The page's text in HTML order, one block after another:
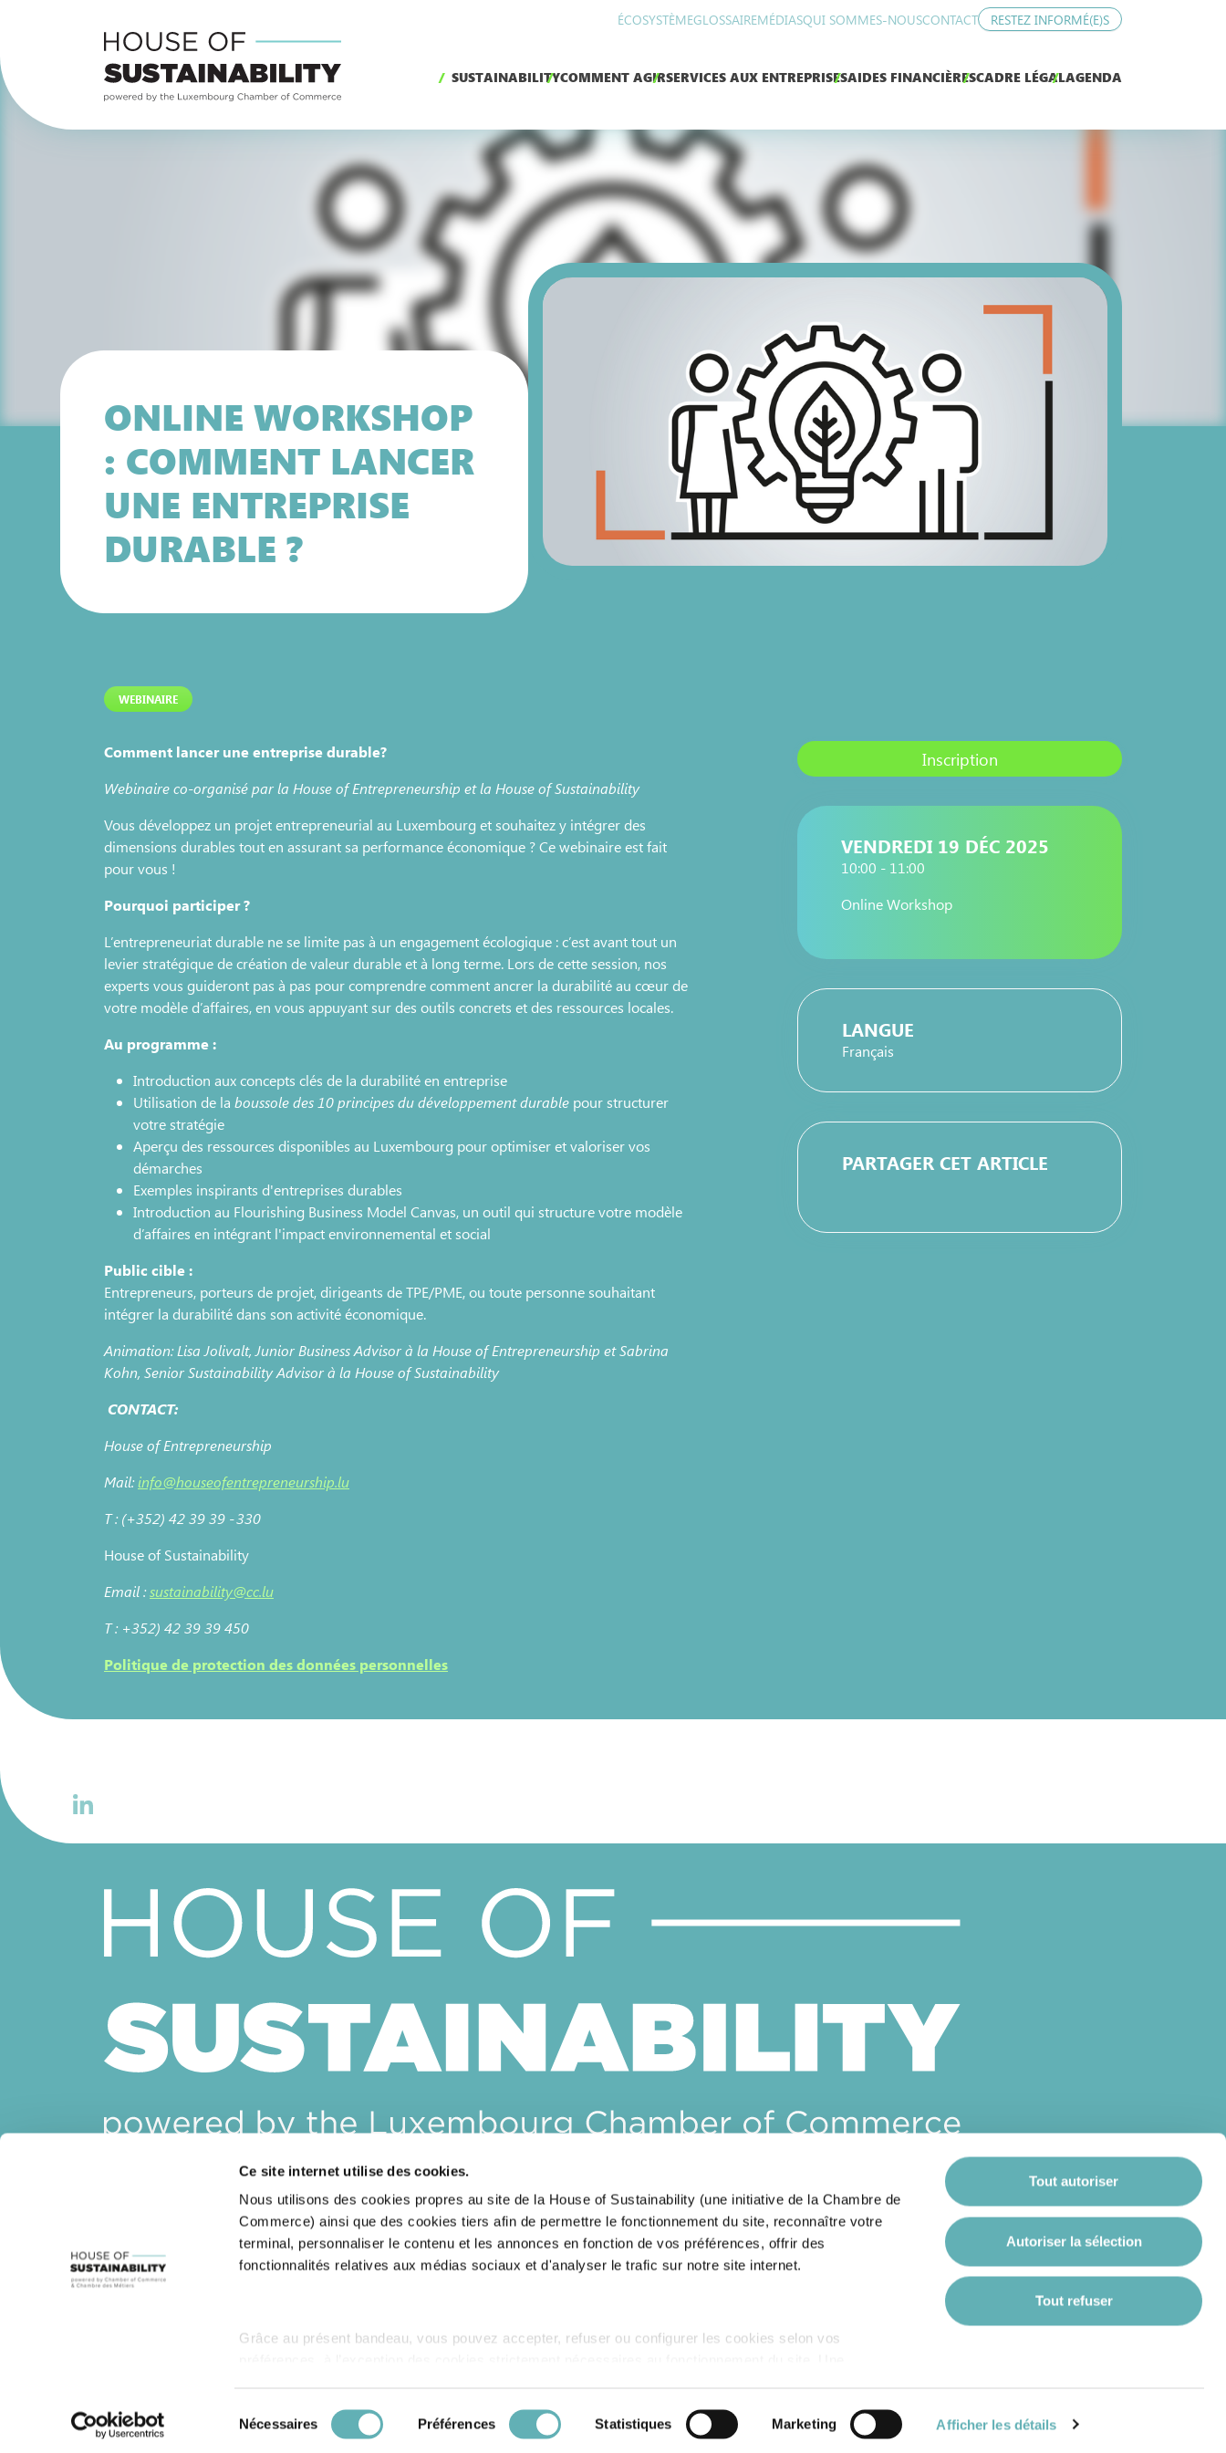
Ce site internet utilise des cookies.
Nous utilisons des cookies propres au site de la House of Sustainability (une initiative de la Chambre de
Commerce) ainsi que des cookies tiers afin de permettre le fonctionnement du site, reconnaître votre
terminal, personnaliser le contenu et les annonces en fonction de vos préférences, offrir des
fonctionnalités relatives aux médias sociaux et d'analyser le trafic sur notre site internet.
Grâce au présent bandeau, vous pouvez accepter, refuser ou configurer les cookies selon vos
du
Nécessaires Préférences Statistiques Marketing Afficher les détails
Tout autoriser
Autoriser la sélection
Tout refuser
ÉCOSYSTÈMEGLOSSAIREMÉDIASQUI SOMMES-NOUSCONTACT RESTEZ INFORMÉ(E)S
SUSTAINABILITYCOMMENT AGIRSERVICES AUX ENTREPRISESAIDES FINANCIÈRESCADRE LÉGALAGENDA
ONLINE WORKSHOP
: COMMENT LANCER
UNE ENTREPRISE
DURABLE ?
WEBINAIRE
Comment lancer une entreprise durable?
Webinaire co-organisé par la House of Entrepreneurship et la House of Sustainability
Vous développez un projet entrepreneurial au Luxembourg et souhaitez y intégrer des
dimensions durables tout en assurant sa performance économique ? Ce webinaire est fait
pour vous !
Pourquoi participer ?
L’entrepreneuriat durable ne se limite pas à un engagement écologique : c’est avant tout un
levier stratégique de création de valeur durable et à long terme. Lors de cette session, nos
experts vous guideront pas à pas pour comprendre comment ancrer la durabilité au cœur de
votre modèle d’affaires, en vous appuyant sur des outils concrets et des ressources locales.
Au programme :
Introduction aux concepts clés de la durabilité en entreprise
Utilisation de la boussole des 10 principes du développement durable pour structurer
votre stratégie
Aperçu des ressources disponibles au Luxembourg pour optimiser et valoriser vos
démarches
Exemples inspirants d'entreprises durables
Introduction au Flourishing Business Model Canvas, un outil qui structure votre modèle
d’affaires en intégrant l'impact environnemental et social
Public cible :
Entrepreneurs, porteurs de projet, dirigeants de TPE/PME, ou toute personne souhaitant
intégrer la durabilité dans son activité économique.
Animation: Lisa Jolivalt, Junior Business Advisor à la House of Entrepreneurship et Sabrina
Kohn, Senior Sustainability Advisor à la House of Sustainability
CONTACT:
House of Entrepreneurship
Mail: info@houseofentrepreneurship.lu
T : (+352) 42 39 39 - 330
House of Sustainability
Email :sustainability@cc.lu
T : +352) 42 39 39 450
Politique de protection des données personnelles
Inscription
VENDREDI 19 DÉC 2025
10:00 - 11:00
Online Workshop
LANGUE
Français
PARTAGER CET ARTICLE
House of Sustainability
Email :sustainability@cc.lu
CONTACTEZ-NOUS
RESTEZ INFORMÉ(E)S
Politique de protection des données personnelles Gestion des cookies Déclaration sur l'accessibilité éco-responsable